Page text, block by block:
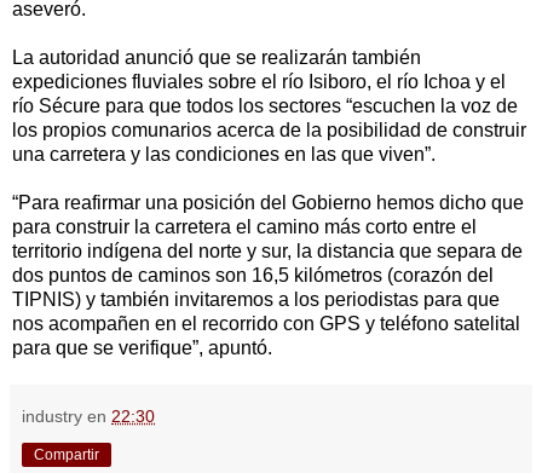
aseveró.
La autoridad anunció que se realizarán también
expediciones fluviales sobre el río Isiboro, el río Ichoa y el
río Sécure para que todos los sectores “escuchen la voz de
los propios comunarios acerca de la posibilidad de construir
una carretera y las condiciones en las que viven”.
“Para reafirmar una posición del Gobierno hemos dicho que
para construir la carretera el camino más corto entre el
territorio indígena del norte y sur, la distancia que separa de
dos puntos de caminos son 16,5 kilómetros (corazón del
TIPNIS) y también invitaremos a los periodistas para que
nos acompañen en el recorrido con GPS y teléfono satelital
para que se verifique”, apuntó.
industry en 22:30
Compartir